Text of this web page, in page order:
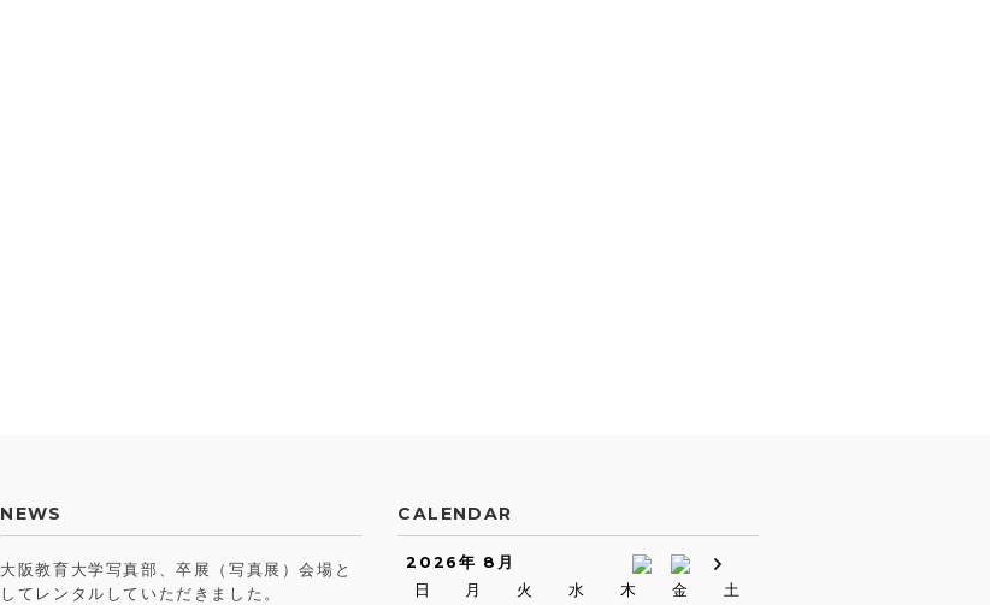
NEWS
大阪教育大学写真部、卒展（写真展）会場と
してレンタルしていただきました。
CALENDAR
2026年 8月
日
月 火 水 木 金 土